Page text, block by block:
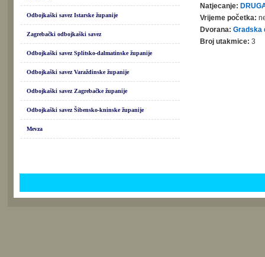
Odbojkaški savez Istarske županije
Zagrebački odbojkaški savez
Odbojkaški savez Splitsko-dalmatinske županije
Odbojkaški savez Varaždinske županije
Odbojkaški savez Zagrebačke županije
Odbojkaški savez Šibensko-kninske županije
Mevza
Natjecanje:
Vrijeme početka:
Dvorana: Gradska
Broj utakmice: 3